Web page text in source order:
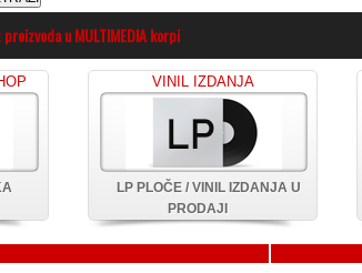
proizvoda u MULTIMEDIA korpi
VINIL IZDANJA
LP PLOČE / VINIL IZDANJA U
PRODAJI